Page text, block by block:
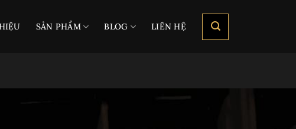
SẢN PHẨM BLOG LIÊN HỆ